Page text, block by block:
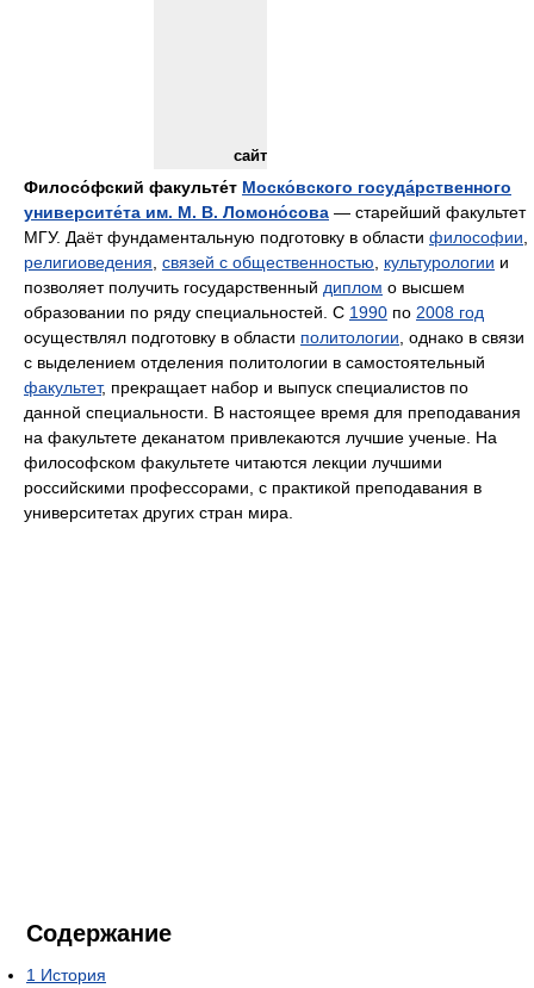
сайт
Филосо́фский факульте́т Моско́вского госуда́рственного
университе́та им. М. В. Ломоно́сова — старейший факультет
МГУ. Даёт фундаментальную подготовку в области философии
религиоведения связей с общественностью культурологии и
позволяет получить государственный диплом о высшем
образовании по ряду специальностей. С 1990 по 2008 год
осуществлял подготовку в области политологии , однако в связи
с выделением отделения политологии в самостоятельный
факультет, прекращает набор и выпуск специалистов по
данной специальности. В настоящее время для преподавания
на факультете деканатом привлекаются лучшие ученые. На
философском факультете читаются лекции лучшими
российскими профессорами, с практикой преподавания в
университетах других стран мира.
Содержание
1 История